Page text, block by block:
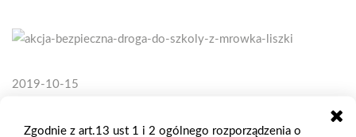
2019-10-15
MRÓWKĄ LISZKI
Zgodnie z art.13 ust 1 i 2 ogólnego rozporządzenia o